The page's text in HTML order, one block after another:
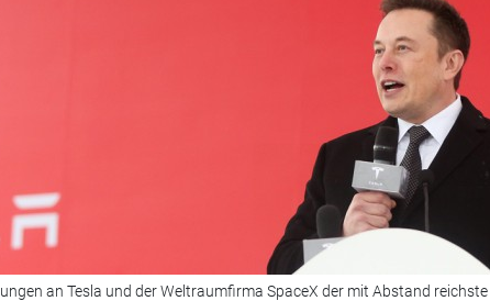
an Tesla und der Weltraumfirma SpaceX der mit Abstand